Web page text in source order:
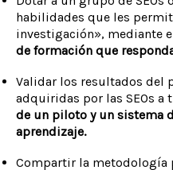
habilidades que les
investigación», mediante
de formación que
Validar los resultados del
adquiridas por las SEOs a
de un piloto y un sistema
aprendizaje.
Compartir la metodología